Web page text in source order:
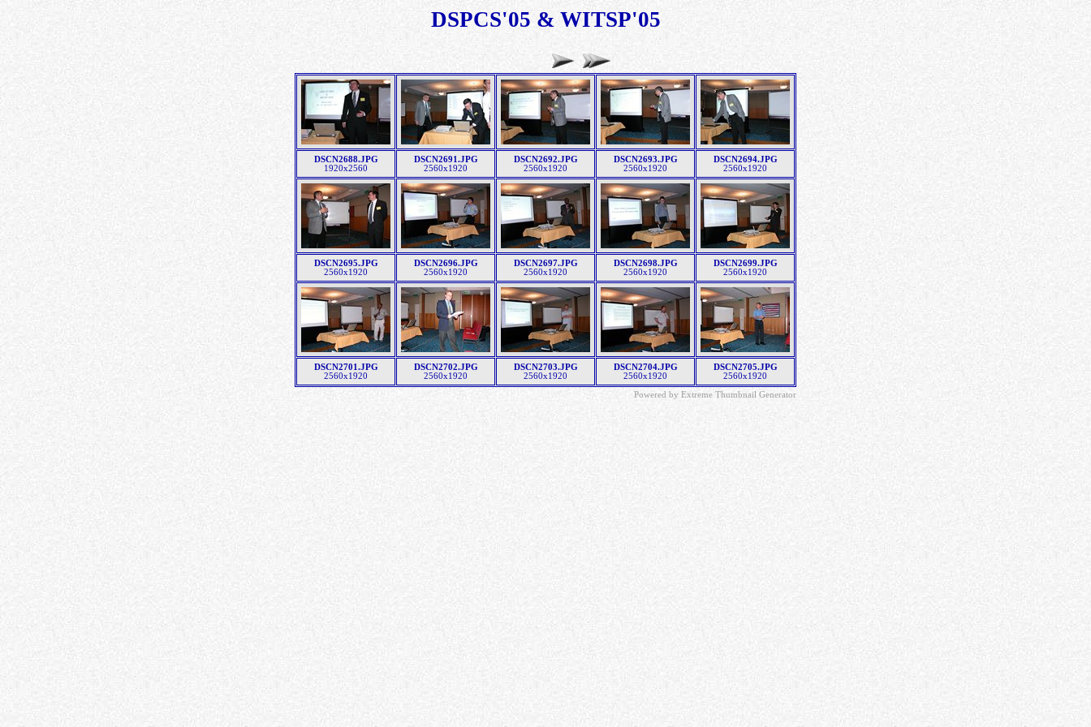
DSPCS'05 & WITSP'05
DSCN2688.JPG
1920x2560
DSCN2691.JPG
2560x1920
DSCN2692.JPG
2560x1920
DSCN2693.JPG
2560x1920
DSCN2694.JPG
2560x1920
DSCN2695.JPG
2560x1920
DSCN2696.JPG
2560x1920
DSCN2697.JPG
2560x1920
DSCN2698.JPG
2560x1920
DSCN2699.JPG
2560x1920
DSCN2701.JPG
2560x1920
DSCN2702.JPG
2560x1920
DSCN2703.JPG
2560x1920
DSCN2704.JPG
2560x1920
DSCN2705.JPG
2560x1920
Powered by Extreme Thumbnail Generator